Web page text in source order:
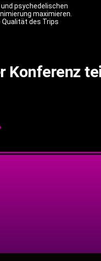
psychedelischen
maximieren.
des Trips
Konferenz